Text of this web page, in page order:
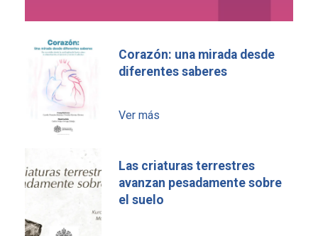
Corazón: una mirada desde
diferentes saberes
Ver más
Las criaturas terrestres
avanzan pesadamente sobre
el suelo